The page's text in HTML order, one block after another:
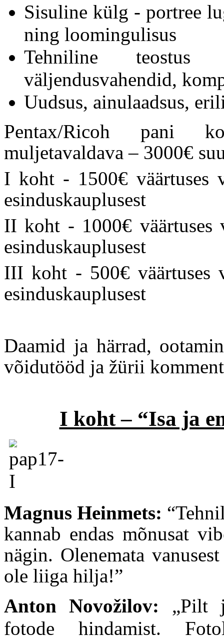
Sisuline külg - portree
ning loomingulisus
Tehniline teostus
väljendusvahendid,
Uudsus, ainulaadsus,
Pentax/Ricoh pani
muljetavaldava – 3000€
I koht - 1500€ väärtuses
esinduskauplusest
II koht - 1000€ väärtuses
esinduskauplusest
III koht - 500€ väärtuses
esinduskauplusest
Daamid ja härrad,
võidutööd ja žürii
I koht – “Isa ja
Magnus Heinmets:
kannab endas mõnusat
nägin. Olenemata
ole liiga hilja!”
Anton Novožilov: „Pilt
fotode hindamist.